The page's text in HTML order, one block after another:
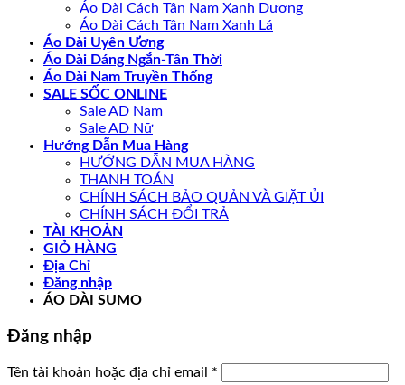
Áo Dài Cách Tân Nam Xanh Dương
Áo Dài Cách Tân Nam Xanh Lá
Áo Dài Uyên Ương
Áo Dài Dáng Ngắn-Tân Thời
Áo Dài Nam Truyền Thống
SALE SỐC ONLINE
Sale AD Nam
Sale AD Nữ
Hướng Dẫn Mua Hàng
HƯỚNG DẪN MUA HÀNG
THANH TOÁN
CHÍNH SÁCH BẢO QUẢN VÀ GIẶT ỦI
CHÍNH SÁCH ĐỔI TRẢ
TÀI KHOẢN
GIỎ HÀNG
Địa Chỉ
Đăng nhập
ÁO DÀI SUMO
Đăng nhập
Tên tài khoản hoặc địa chỉ email *